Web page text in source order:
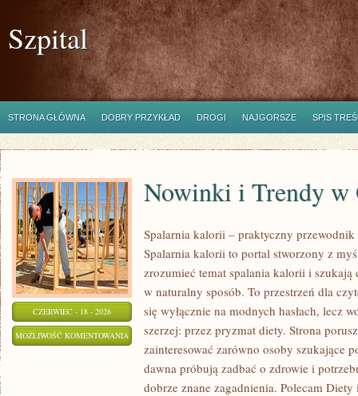
Szpital
STRONA GŁÓWNA DOBRY PRZYKŁAD DROGI NAJGORSZE SPIS
CZERWIEC - 18 - 2026
MOŻLIWOŚĆ KOMENTOWANIA NOWINKI
TRENDY
Nowinki i Trendy w
Spalarnia kalorii – praktyczny przewodnik
Spalarnia kalorii to portal stworzony z
zrozumieć temat spalania kalorii i
w naturalny sposób. To przestrzeń dla
się wyłącznie na modnych hasłach, lecz
szerzej: przez pryzmat diety. Strona
zainteresować zarówno osoby szukające
dawna próbują zadbać o zdrowie i
dobrze znane zagadnienia. Polecam